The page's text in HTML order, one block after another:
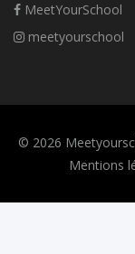
MeetYourSchool
meetyourschool
© 2026
Mentions